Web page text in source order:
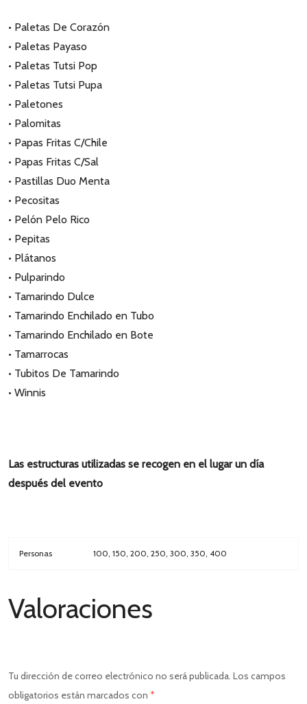
• Paletas De Corazón
• Paletas Payaso
• Paletas Tutsi Pop
• Paletas Tutsi Pupa
• Paletones
• Palomitas
• Papas Fritas C/Chile
• Papas Fritas C/Sal
• Pastillas Duo Menta
• Pecositas
• Pelón Pelo Rico
• Pepitas
• Plátanos
• Pulparindo
• Tamarindo Dulce
• Tamarindo Enchilado en Tubo
• Tamarindo Enchilado en Bote
• Tamarrocas
• Tubitos De Tamarindo
• Winnis
Las estructuras utilizadas se recogen en el lugar un día
después del evento
Personas 100, 150, 200, 250, 300, 350, 400
Valoraciones
Tu dirección de correo electrónico no será publicada. Los campos
obligatorios están marcados con *